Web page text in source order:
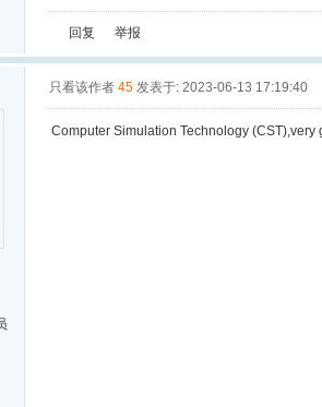
回复
举报
只看该作者 45 发表于: 2023-06-13 17:19:40
Computer Simulation Technology (CST),very